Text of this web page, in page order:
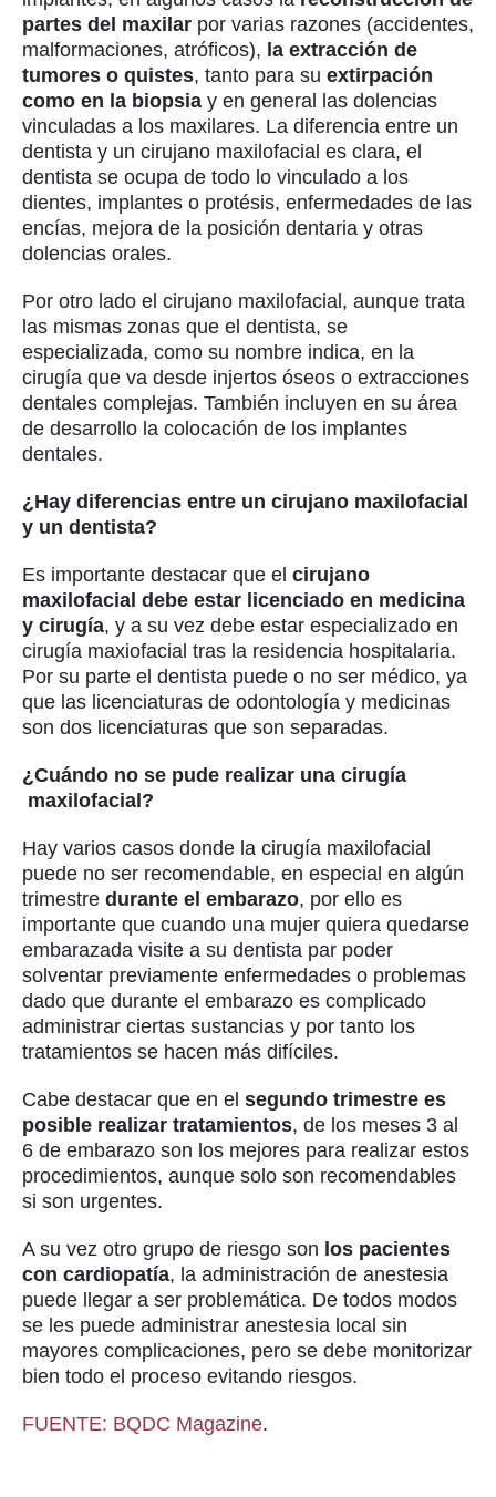
partes del maxilar por varias razones (accidentes,
malformaciones, atróficos), la extracción de
tumores o quistes, tanto para su extirpación
como en la biopsia y en general las dolencias
vinculadas a los maxilares. La diferencia entre un
dentista y un cirujano maxilofacial es clara, el
dentista se ocupa de todo lo vinculado a los
dientes, implantes o protésis, enfermedades de las
encías, mejora de la posición dentaria y otras
dolencias orales.
Por otro lado el cirujano maxilofacial, aunque trata
las mismas zonas que el dentista, se
especializada, como su nombre indica, en la
cirugía que va desde injertos óseos o extracciones
dentales complejas. También incluyen en su área
de desarrollo la colocación de los implantes
dentales.
¿Hay diferencias entre un cirujano maxilofacial
y un dentista?
Es importante destacar que el cirujano
maxilofacial debe estar licenciado en medicina
y cirugía, y a su vez debe estar especializado en
cirugía maxiofacial tras la residencia hospitalaria.
Por su parte el dentista puede o no ser médico, ya
que las licenciaturas de odontología y medicinas
son dos licenciaturas que son separadas.
¿Cuándo no se pude realizar una cirugía
maxilofacial?
Hay varios casos donde la cirugía maxilofacial
puede no ser recomendable, en especial en algún
trimestre durante el embarazo, por ello es
importante que cuando una mujer quiera quedarse
embarazada visite a su dentista par poder
solventar previamente enfermedades o problemas
dado que durante el embarazo es complicado
administrar ciertas sustancias y por tanto los
tratamientos se hacen más difíciles.
Cabe destacar que en el segundo trimestre es
posible realizar tratamientos, de los meses 3 al
6 de embarazo son los mejores para realizar estos
procedimientos, aunque solo son recomendables
si son urgentes.
A su vez otro grupo de riesgo son los pacientes
con cardiopatía, la administración de anestesia
puede llegar a ser problemática. De todos modos
se les puede administrar anestesia local sin
mayores complicaciones, pero se debe monitorizar
bien todo el proceso evitando riesgos.
FUENTE: BQDC Magazine.